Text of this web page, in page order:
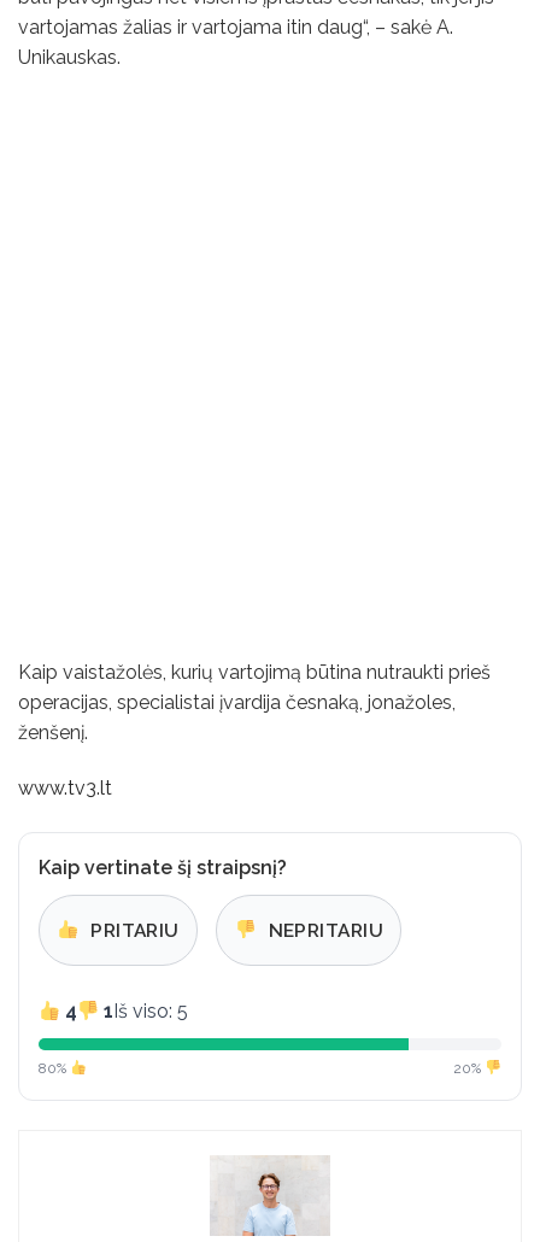
vartojamas žalias ir vartojama itin daug“, – sakė A.
Unikauskas.
Kaip vaistažolės, kurių vartojimą būtina nutraukti prieš
operacijas, specialistai įvardija česnaką, jonažoles,
ženšenį.
www.tv3.lt
Kaip vertinate šį straipsnį?
PRITARIU NEPRITARIU
4 1 Iš viso: 5
80% 20%